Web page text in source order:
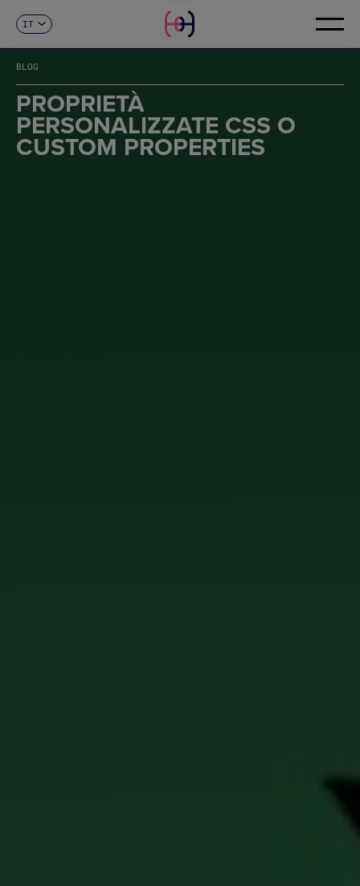
EN
FR
DE
IT
PT
CONTATTI
BLOG
PROPRIETÀ
PERSONALIZZATE CSS O
CUSTOM PROPERTIES